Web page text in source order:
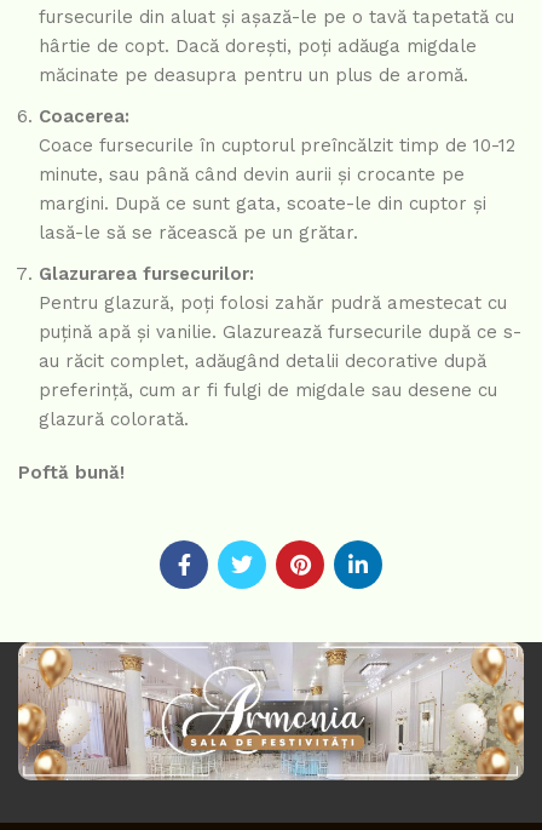
fursecurile din aluat și așază-le pe o tavă tapetată cu
hârtie de copt. Dacă dorești, poți adăuga migdale
măcinate pe deasupra pentru un plus de aromă.
Coacerea:
Coace fursecurile în cuptorul preîncălzit timp de 10-12
minute, sau până când devin aurii și crocante pe
margini. După ce sunt gata, scoate-le din cuptor și
lasă-le să se răcească pe un grătar.
Glazurarea fursecurilor:
Pentru glazură, poți folosi zahăr pudră amestecat cu
puțină apă și vanilie. Glazurează fursecurile după ce s-
au răcit complet, adăugând detalii decorative după
preferință, cum ar fi fulgi de migdale sau desene cu
glazură colorată.
Poftă bună!